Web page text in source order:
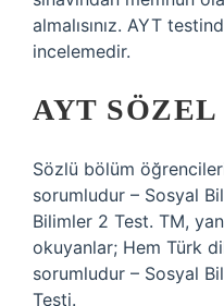
almalısınız. AYT
incelemedir.
AYT
Sözlü bölüm
sorumludur – Sosyal
Bilimler 2 Test. TM,
okuyanlar; Hem Türk
sorumludur – Sosyal
Testi.